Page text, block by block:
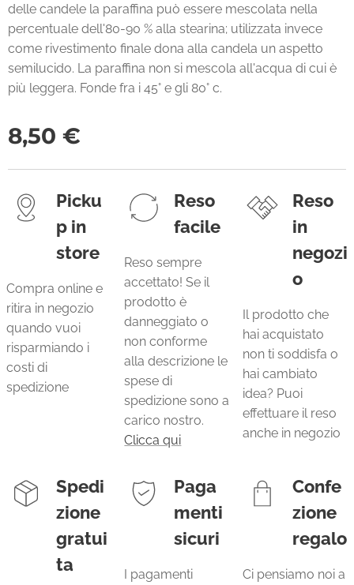
delle candele la paraffina può essere mescolata nella
percentuale dell'80-90 % alla stearina; utilizzata invece
come rivestimento finale dona alla candela un aspetto
semilucido. La paraffina non si mescola all'acqua di cui è
più leggera. Fonde fra i 45° e gli 80° c.
8,50 €
Picku
p in
store
Compra online e
ritira in negozio
quando vuoi
risparmiando i
costi di
spedizione
Reso
facile
Reso sempre
accettato! Se il
prodotto è
danneggiato o
non conforme
alla descrizione le
spese di
spedizione sono a
carico nostro.
Clicca qui
Reso
in
negozi
o
Il prodotto che
hai acquistato
non ti soddisfa o
hai cambiato
idea? Puoi
effettuare il reso
anche in negozio
Spedi
zione
gratui
ta
Paga
menti
sicuri
I pagamenti
Confe
zione
regalo
Ci pensiamo noi a